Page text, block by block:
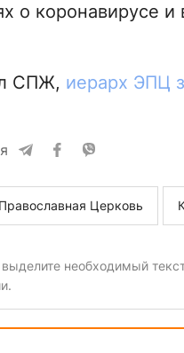
о коронавирусе
СПЖ, иерарх ЭПЦ
Церковь
необходимый